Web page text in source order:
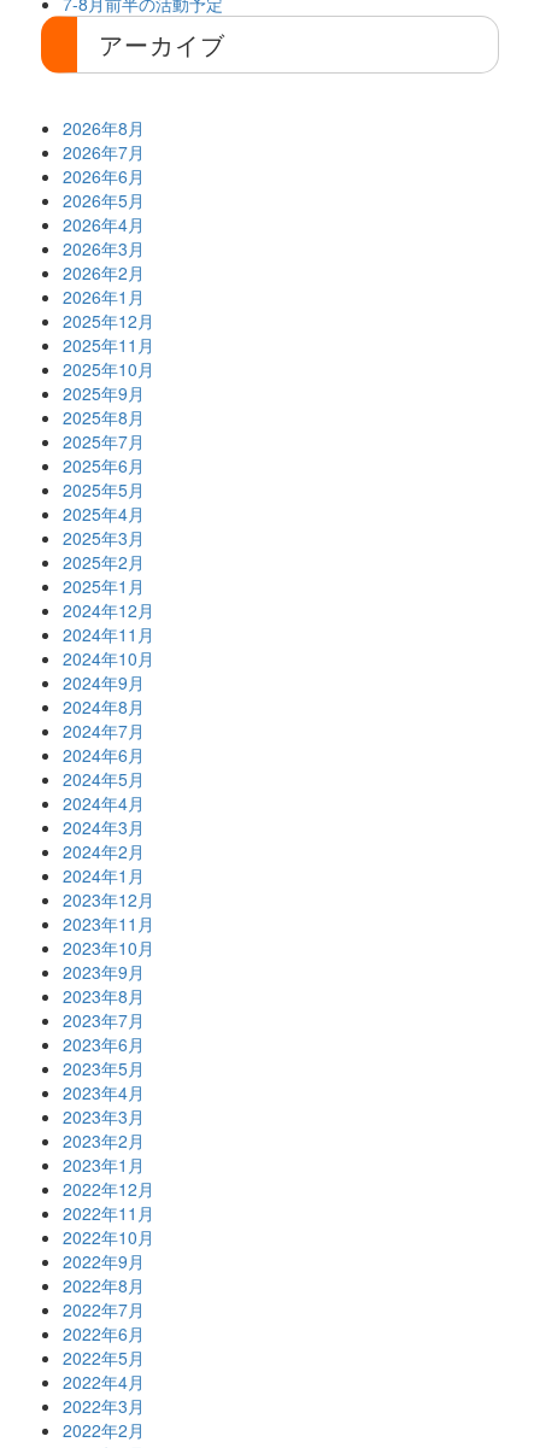
アーカイブ
2026年8月
2026年7月
2026年6月
2026年5月
2026年4月
2026年3月
2026年2月
2026年1月
2025年12月
2025年11月
2025年10月
2025年9月
2025年8月
2025年7月
2025年6月
2025年5月
2025年4月
2025年3月
2025年2月
2025年1月
2024年12月
2024年11月
2024年10月
2024年9月
2024年8月
2024年7月
2024年6月
2024年5月
2024年4月
2024年3月
2024年2月
2024年1月
2023年12月
2023年11月
2023年10月
2023年9月
2023年8月
2023年7月
2023年6月
2023年5月
2023年4月
2023年3月
2023年2月
2023年1月
2022年12月
2022年11月
2022年10月
2022年9月
2022年8月
2022年7月
2022年6月
2022年5月
2022年4月
2022年3月
2022年2月